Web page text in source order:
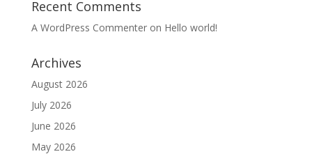
Recent Comments
A WordPress Commenteron Hello world!
Archives
August 2026
July 2026
June 2026
May 2026